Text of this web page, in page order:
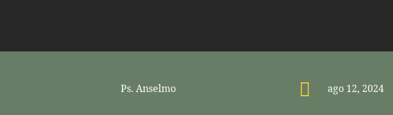
Ps. Anselmo  ago 12, 2024